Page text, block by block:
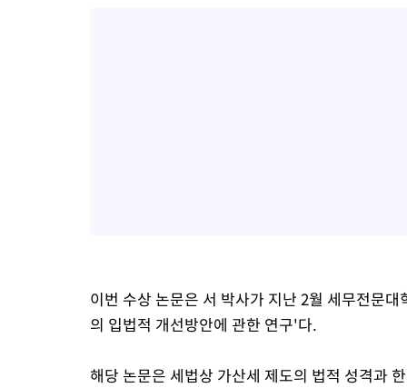
이번 수상 논문은 서 박사가 지난 2월 세무전문
의 입법적 개선방안에 관한 연구'다.
해당 논문은 세법상 가산세 제도의 법적 성격과